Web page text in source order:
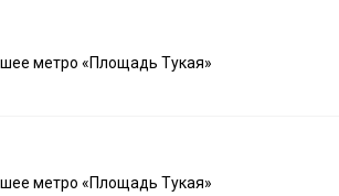
метро «Площадь Тукая»
метро «Площадь Тукая»